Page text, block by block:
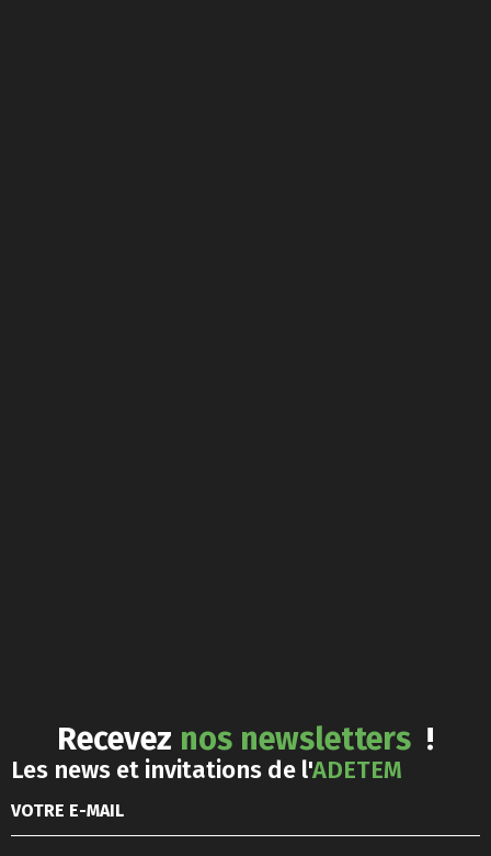
Recevez nos newsletters !
Les news et invitations de l'ADETEM